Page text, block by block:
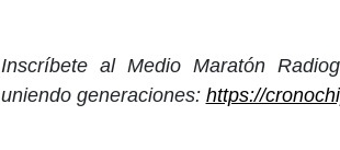
Inscríbete al Medio Maratón
uniendo generaciones: https://